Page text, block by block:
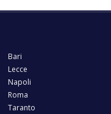
Bari
Lecce
Napoli
Roma
Taranto